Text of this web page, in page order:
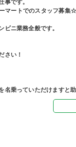
事です。
マートでのスタッフ募集
ビニ業務全般です。
さい！
名乗っていただけますと